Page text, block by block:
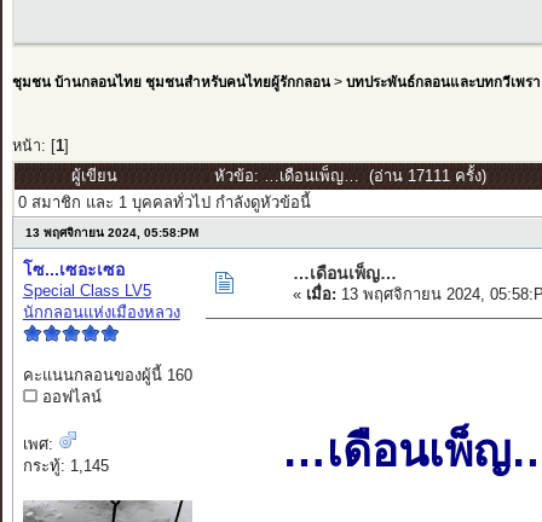
ชุมชน บ้านกลอนไทย ชุมชนสำหรับคนไทยผู้รักกลอน> บทประพันธ์กลอนและบทกวีเพรา
หน้า: [ 1]
ผู้เขียน
หัวข้อ: …เดือนเพ็ญ… (อ่าน 17111 ครั้ง)
0 สมาชิก และ 1 บุคคลทั่วไป กำลังดูหัวข้อนี้
13 พฤศจิกายน 2024, 05:58:PM
โซ...เซอะเซอ
Special Class LV5
นักกลอนแห่งเมืองหลวง
คะแนนกลอนของผู้นี้ 160
ออฟไลน์
เพศ:
กระทู้: 1,145
…เดือนเพ็ญ…
« เมื่อ: 13 พฤศจิกายน 2024,
…เดือนเพ็ญ